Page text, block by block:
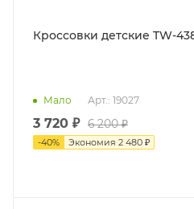
Мало Арт.: 19027
3 720 ₽ 6 200 ₽
-40% Экономия 2 480 ₽